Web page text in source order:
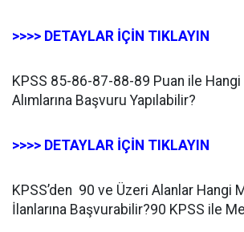
>>>> DETAYLAR İÇİN TIKLAYIN
KPSS 85-86-87-88-89 Puan ile
Alımlarına Başvuru Yapılabilir?
>>>> DETAYLAR İÇİN TIKLAYIN
KPSS’den 90 ve Üzeri Alanlar Hangi
İlanlarına Başvurabilir?90 KPSS ile